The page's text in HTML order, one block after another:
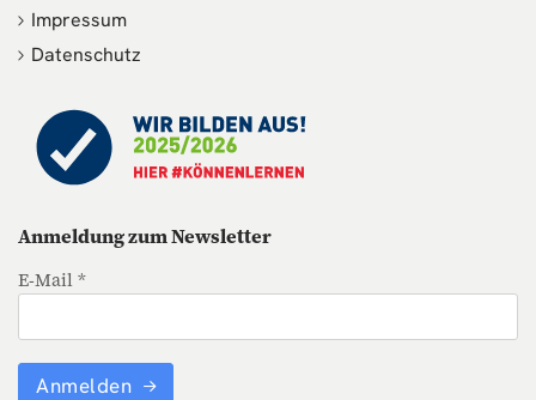
Impressum
Datenschutz
Anmeldung zum Newsletter
E-Mail *
Anmelden